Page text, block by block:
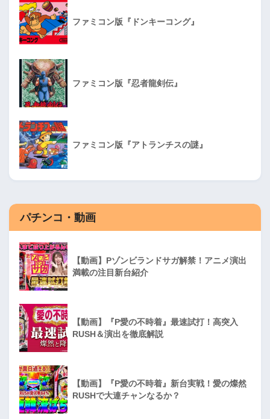
ファミコン版『ドンキーコング』
ファミコン版『忍者龍剣伝』
ファミコン版『アトランチスの謎』
パチンコ・動画
【動画】Pゾンビランドサガ解禁！アニメ演出
満載の注目新台紹介
【動画】『P愛の不時着』最速試打！高突入
RUSH＆演出を徹底解説
【動画】『P愛の不時着』新台実戦！愛の燦然
RUSHで大連チャンなるか？